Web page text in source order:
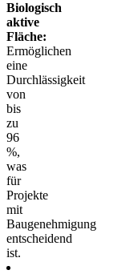
Biologisch
aktive
Fläche:
Ermöglichen
eine
Durchlässigkeit
von
bis
zu
96
%,
was
für
Projekte
mit
Baugenehmigung
entscheidend
ist.